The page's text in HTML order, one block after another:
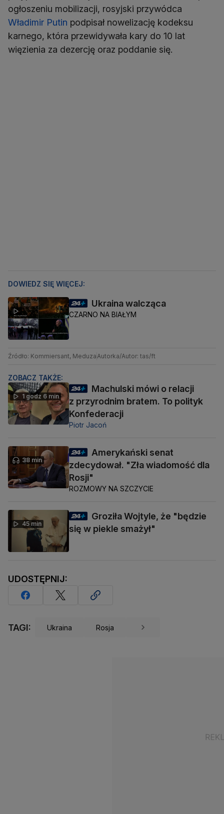
ogłoszeniu mobilizacji, rosyjski przywódca
Władimir Putin podpisał nowelizację kodeksu
karnego, która przewidywała kary do 10 lat
więzienia za dezercję oraz poddanie się.
DOWIEDZ SIĘ WIĘCEJ:
Ukraina walcząca
CZARNO NA BIAŁYM
Źródło: Kommiersant, Meduza Autorka/Autor: tas/ft
ZOBACZ TAKŻE:
1 godz 6 min
Machulski mówi o relacji
z przyrodnim bratem. To polityk
Konfederacji
Piotr Jacoń
38 min
Amerykański senat
zdecydował. "Zła wiadomość dla
Rosji"
ROZMOWY NA SZCZYCIE
45 min
Groziła Wojtyle, że "będzie
się w piekle smażył"
UDOSTĘPNIJ:
TAGI: Ukraina Rosja